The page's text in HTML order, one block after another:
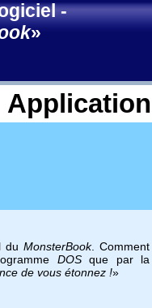
-
»
Application
du MonsterBook. Comment
DOSque par la
de vous étonnez !»